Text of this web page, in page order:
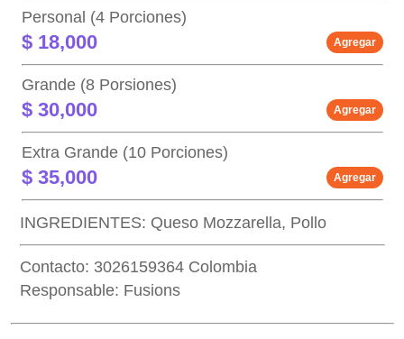
Personal (4 Porciones)
$ 18,000 Agregar
Grande (8 Porsiones)
$ 30,000 Agregar
Extra Grande (10 Porciones)
$ 35,000 Agregar
INGREDIENTES: Queso Mozzarella, Pollo
Contacto: 3026159364 Colombia
Responsable: Fusions